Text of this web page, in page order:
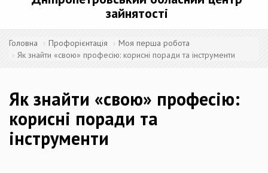
зайнятості
Головна Профорієнтація
Моя перша робота
Як знайти «свою» професію: корисні поради та інструменти
Як знайти «свою» професію:
корисні поради та
інструменти